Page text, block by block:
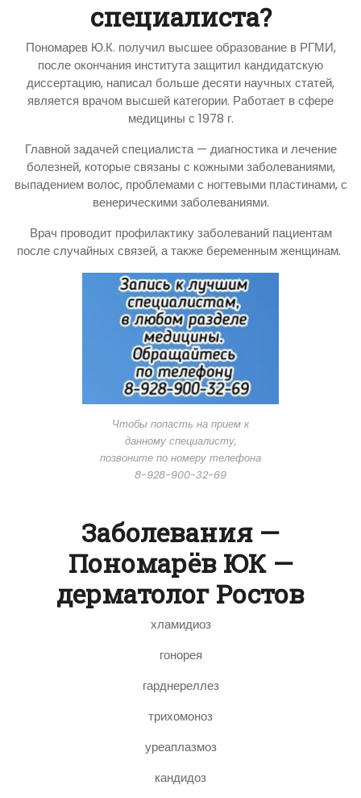
специалиста?
Пономарев Ю.К. получил высшее образование в РГМИ,
после окончания института защитил кандидатскую
диссертацию, написал больше десяти научных статей,
является врачом высшей категории. Работает в сфере
медицины с 1978 г.
Главной задачей специалиста — диагностика и лечение
болезней, которые связаны с кожными заболеваниями,
выпадением волос, проблемами с ногтевыми пластинами, с
венерическими заболеваниями.
Врач проводит профилактику заболеваний пациентам
после случайных связей, а также беременным женщинам.
Чтобы попасть на прием к
данному специалисту,
позвоните по номеру телефона
8-928-900-32-69
Заболевания —
Пономарёв ЮК —
дерматолог Ростов
хламидиоз
гонорея
гарднереллез
трихомоноз
уреаплазмоз
кандидоз